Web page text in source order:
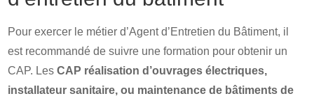
Pour exercer le métier d’Agent d’Entretien du Bâtiment, il
est recommandé de suivre une formation pour obtenir un
CAP. LesCAP réalisation d’ouvrages électriques,
installateur sanitaire, ou maintenance de bâtiments de